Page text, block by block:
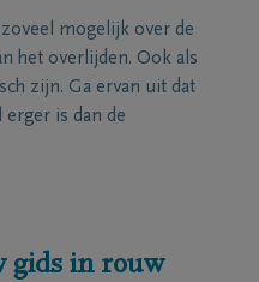
mogelijk over de
het overlijden. Ook als
zijn. Ga ervan uit dat
erger is dan de
gids in rouw